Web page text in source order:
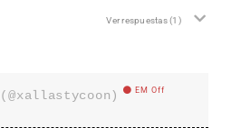
Ver respuestas(1)
(@xallastycoon) EM Off